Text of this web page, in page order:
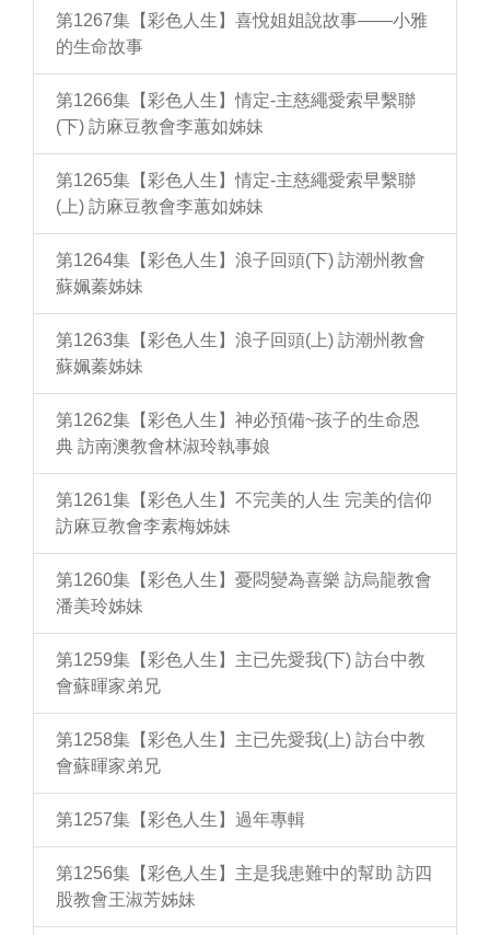
第1267集【彩色人生】喜悅姐姐說故事——小雅
的生命故事
第1266集【彩色人生】情定-主慈繩愛索早繫聯
(下) 訪麻豆教會李蕙如姊妹
第1265集【彩色人生】情定-主慈繩愛索早繫聯
(上) 訪麻豆教會李蕙如姊妹
第1264集【彩色人生】浪子回頭(下) 訪潮州教會
蘇姵蓁姊妹
第1263集【彩色人生】浪子回頭(上) 訪潮州教會
蘇姵蓁姊妹
第1262集【彩色人生】神必預備~孩子的生命恩
典 訪南澳教會林淑玲執事娘
第1261集【彩色人生】不完美的人生 完美的信仰
訪麻豆教會李素梅姊妹
第1260集【彩色人生】憂悶變為喜樂 訪烏龍教會
潘美玲姊妹
第1259集【彩色人生】主已先愛我(下) 訪台中教
會蘇暉家弟兄
第1258集【彩色人生】主已先愛我(上) 訪台中教
會蘇暉家弟兄
第1257集【彩色人生】過年專輯
第1256集【彩色人生】主是我患難中的幫助 訪四
股教會王淑芳姊妹